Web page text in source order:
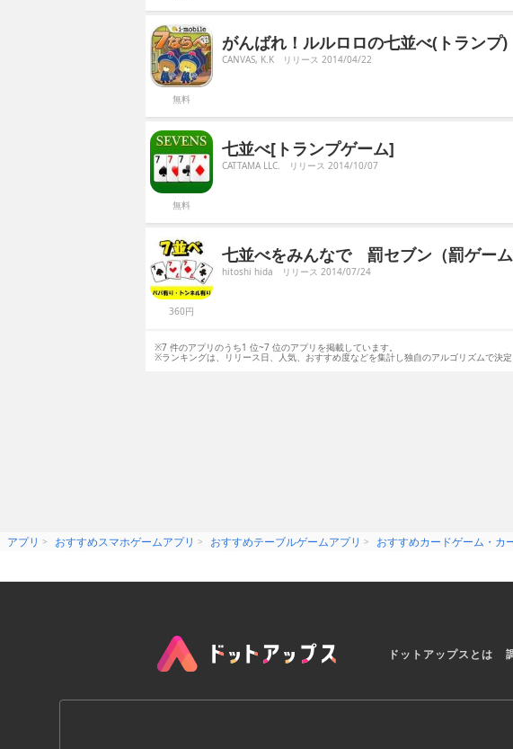
無料
がんばれ！ルルロロの七並べ(トランプ)
CANVAS, K.K リリース 2014/04/22
無料
七並べ[トランプゲーム]
CATTAMA LLC. リリース 2014/10/07
360円
七並べをみんなで 罰セブン（罰ゲーム
hitoshi hida リリース 2014/07/24
※7 件のアプリのうち1 位~7 位のアプリを掲載しています。
※ランキングは、リリース日、人気、おすすめ度などを集計し独自のアルゴリズムで決定
アプリ おすすめスマホゲームアプリ おすすめテーブルゲームアプリ おすすめカードゲーム・カ
ドットアップスとは